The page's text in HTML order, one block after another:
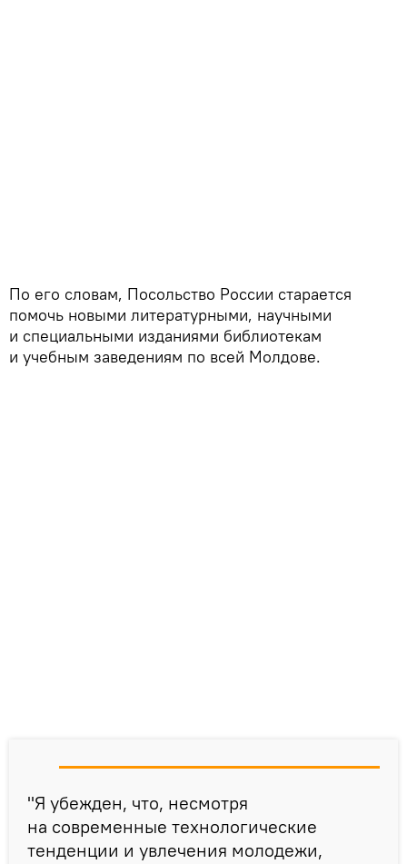
По его словам, Посольство России старается
помочь новыми литературными, научными
и специальными изданиями библиотекам
и учебным заведениям по всей Молдове.
"Я убежден, что, несмотря
на современные технологические
тенденции и увлечения молодежи,